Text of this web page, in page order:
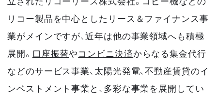
リコー製品を中心としたリース＆ファイナンス事
業がメインですが、近年は他の事業領域へも積極
展開。 口座振替やコンビニ決済からなる集金代行
などのサービス事業、太陽光発電、不動産賃貸のイ
ンベストメント事業と、多彩な事業を展開してい